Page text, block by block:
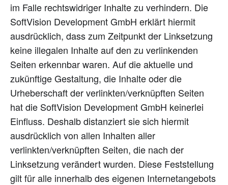
im Falle rechtswidriger Inhalte zu verhindern. Die
SoftVision Development GmbH erklärt hiermit
ausdrücklich, dass zum Zeitpunkt der Linksetzung
keine illegalen Inhalte auf den zu verlinkenden
Seiten erkennbar waren. Auf die aktuelle und
zukünftige Gestaltung, die Inhalte oder die
Urheberschaft der verlinkten/verknüpften Seiten
hat die SoftVision Development GmbH keinerlei
Einfluss. Deshalb distanziert sie sich hiermit
ausdrücklich von allen Inhalten aller
verlinkten/verknüpften Seiten, die nach der
Linksetzung verändert wurden. Diese Feststellung
gilt für alle innerhalb des eigenen Internetangebots